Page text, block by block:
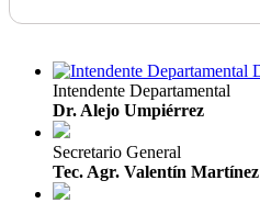
Intendente Departamental
Dr. Alejo Umpiérrez
Secretario General
Tec. Agr. Valentín Martínez